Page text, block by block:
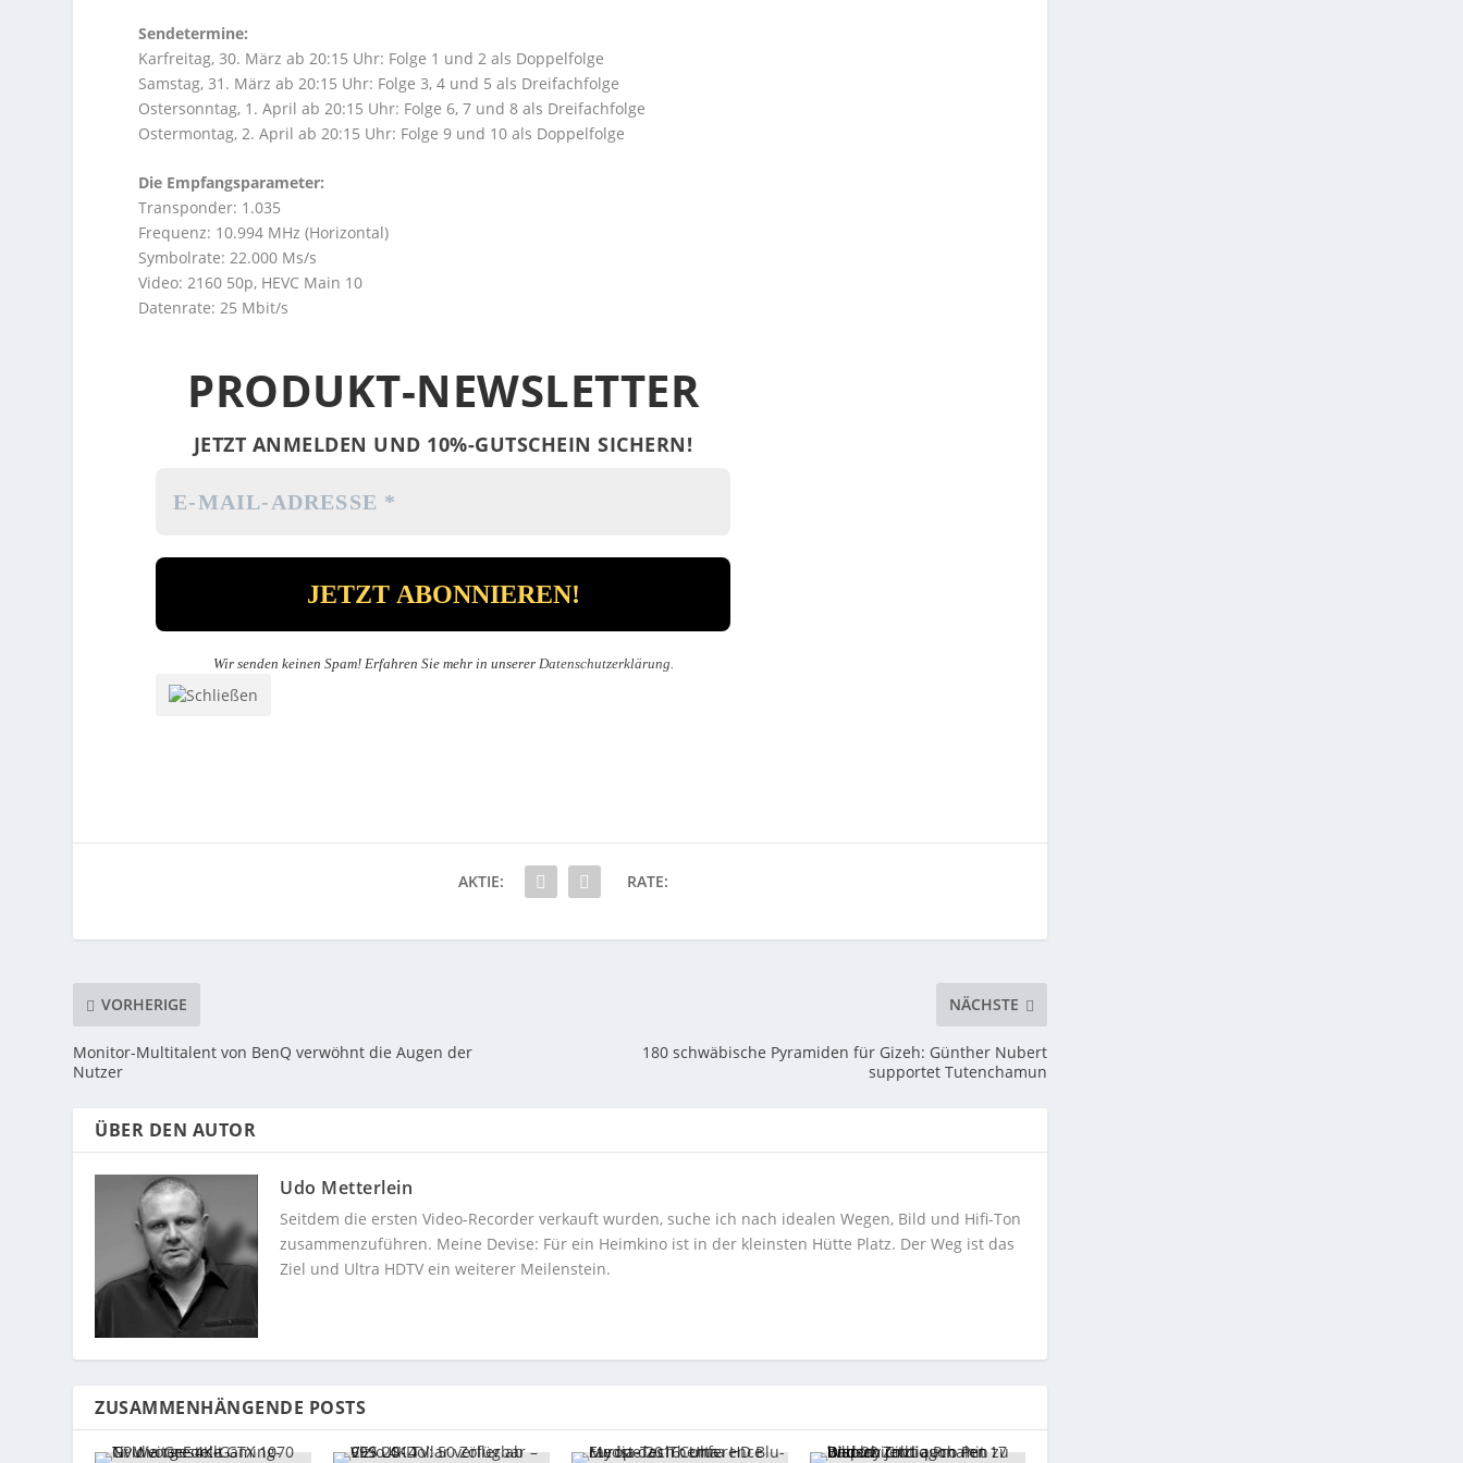
Sendetermine:
Karfreitag, 30. März ab 20:15 Uhr: Folge 1 und 2 als Doppelfolge
Samstag, 31. März ab 20:15 Uhr: Folge 3, 4 und 5 als Dreifachfolge
Ostersonntag, 1. April ab 20:15 Uhr: Folge 6, 7 und 8 als Dreifachfolge
Ostermontag, 2. April ab 20:15 Uhr: Folge 9 und 10 als Doppelfolge
Die Empfangsparameter:
Transponder: 1.035
Frequenz: 10.994 MHz (Horizontal)
Symbolrate: 22.000 Ms/s
Video: 2160 50p, HEVC Main 10
Datenrate: 25 Mbit/s
PRODUKT-NEWSLETTER
JETZT ANMELDEN UND 10%-GUTSCHEIN SICHERN!
Wir senden keinen Spam! Erfahren Sie mehr in unserer Datenschutzerklärung
AKTIE: RATE:
VORHERIGE
Monitor-Multitalent von BenQ verwöhnt die Augen der
Nutzer
NÄCHSTE
180 schwäbische Pyramiden für Gizeh: Günther Nubert
supportet Tutenchamun
ÜBER DEN AUTOR
Udo Metterlein
Seitdem die ersten Video-Recorder verkauft wurden, suche ich nach idealen Wegen, Bild und Hifi-Ton
zusammenzuführen. Meine Devise: Für ein Heimkino ist in der kleinsten Hütte Platz. Der Weg ist das
Ziel und Ultra HDTV ein weiterer Meilenstein.
ZUSAMMENHÄNGENDE POSTS